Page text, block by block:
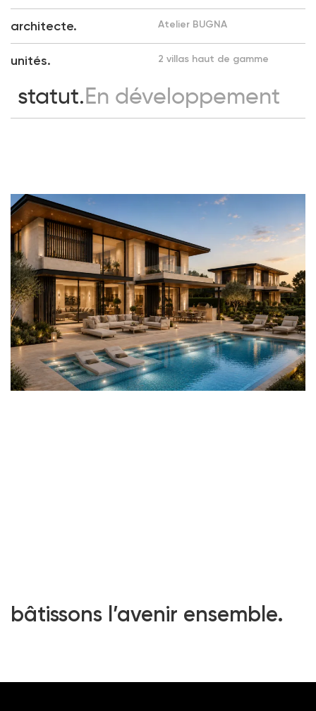
architecte. Atelier BUGNA
unités. 2 villas haut de gamme
statut.En développement
bâtissons l’avenir ensemble.